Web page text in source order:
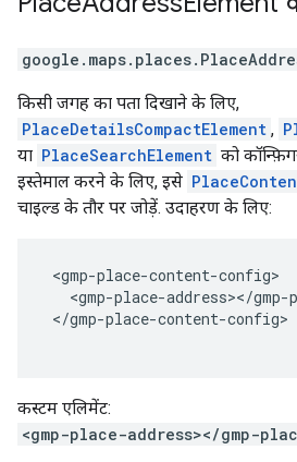
google.maps.places.
किसी जगह का पता दिखाने के लिए,
PlaceDetailsCompactElement ,
या PlaceSearchElement को
इस्तेमाल करने के लिए, इसे
चाइल्ड के तौर पर जोड़ें. उदाहरण के लिए:
<gmp-place-content-config>
<gmp-place-address></gmp-
</gmp-place-content-config>
कस्टम एलिमेंट:
<gmp-place-address></gmp-